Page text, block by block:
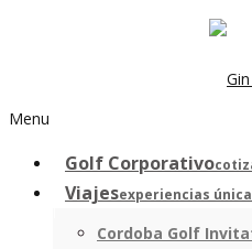
Menu
Golf Corporativo
Viajesexperiencias
Cordoba Golf